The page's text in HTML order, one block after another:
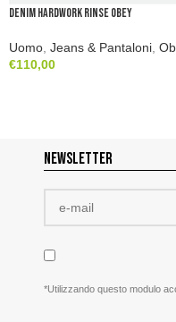
Denim Hardwork Rinse Obey
Uomo, Jeans & Pantaloni,
€110,00
NEWSLETTER
*Utilizzando questo modulo